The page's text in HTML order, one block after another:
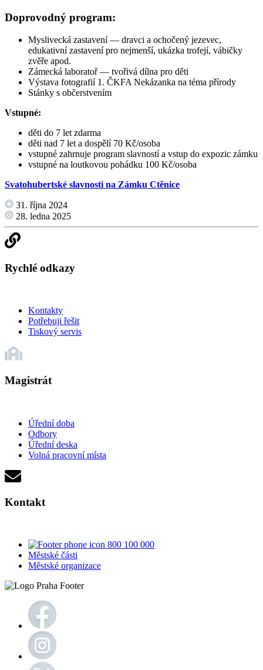
Doprovodný program:
Myslivecká zastavení — dravci a ochočený jezevec,
edukativní zastavení pro nejmenší, ukázka trofejí, vábičky
zvěře apod.
Zámecká laboratoř — tvořivá dílna pro děti
Výstava fotografií 1. ČKFA Nekázanka na téma přírody
Stánky s občerstvením
Vstupné:
děti do 7 let zdarma
děti nad 7 let a dospělí 70 Kč/osoba
vstupné zahrnuje program slavností a vstup do expozic zámku
vstupné na loutkovou pohádku 100 Kč/osoba
Svatohubertské slavnosti na Zámku Ctěnice
31. října 2024
28. ledna 2025
Rychlé odkazy
Kontakty
Potřebuji řešit
Tiskový servis
Magistrát
Úřední doba
Odbory
Úřední deska
Volná pracovní místa
Kontakt
800 100 000
Městské části
Městské organizace